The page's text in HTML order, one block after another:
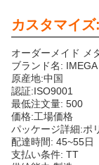
カスタマイズ:
オーダーメイド メ
ブランド名: IMEGA
原産地:中国
認証:ISO9001
最低注文量: 500
価格:工場価格
パッケージ詳細:ポ
配達時間: 45~55日
支払い条件: TT